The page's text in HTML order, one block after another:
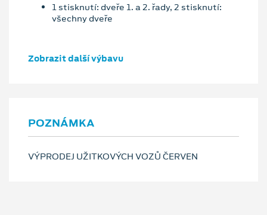
1 stisknutí: dveře 1. a 2. řady, 2 stisknutí:
všechny dveře
Zobrazit další výbavu
POZNÁMKA
VÝPRODEJ UŽITKOVÝCH VOZŮ ČERVEN